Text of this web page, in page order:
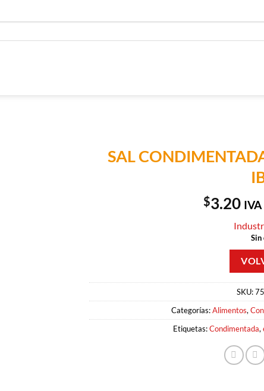
SAL
$3.20
Sin
SKU:
Categorías:Alimentos,
Etiquetas:Condimentada,